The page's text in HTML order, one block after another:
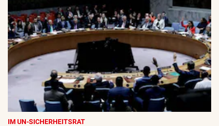
IM UN-SICHERHEITSRAT